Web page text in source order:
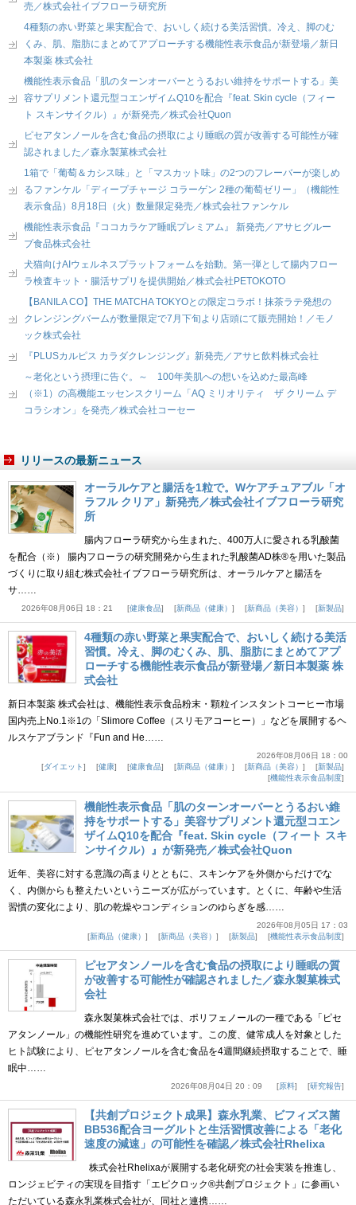
売／株式会社イブフローラ研究所
4種類の赤い野菜と果実配合で、おいしく続ける美活習慣。冷え、脚のむ
くみ、肌、脂肪にまとめてアプローチする機能性表示食品が新登場／新日
本製薬 株式会社
機能性表示食品「肌のターンオーバーとうるおい維持をサポートする」美
容サプリメント還元型コエンザイムQ10を配合『feat. Skin cycle（フィー
ト スキンサイクル）』が新発売／株式会社Quon
ピセアタンノールを含む食品の摂取により睡眠の質が改善する可能性が確
認されました／森永製菓株式会社
1箱で「葡萄＆カシス味」と「マスカット味」の2つのフレーバーが楽しめ
るファンケル「ディープチャージ コラーゲン 2種の葡萄ゼリー」（機能性
表示食品）8月18日（火）数量限定発売／株式会社ファンケル
機能性表示食品『ココカラケア睡眠プレミアム』 新発売／アサヒグルー
プ食品株式会社
犬猫向けAIウェルネスプラットフォームを始動。第一弾として腸内フロー
ラ検査キット・腸活サプリを提供開始／株式会社PETOKOTO
【BANILA CO】THE MATCHA TOKYOとの限定コラボ！抹茶ラテ発想の
クレンジングバームが数量限定で7月下旬より店頭にて販売開始！／モノ
ック株式会社
『PLUSカルピス カラダクレンジング』新発売／アサヒ飲料株式会社
～老化という摂理に告ぐ。～ 100年美肌への想いを込めた最高峰
（※1）の高機能エッセンスクリーム「AQ ミリオリティ ザ クリーム デ
コラシオン」を発売／株式会社コーセー
リリースの最新ニュース
オーラルケアと腸活を1粒で。Wケアチュアブル「オ
ラフル クリア」新発売／株式会社イブフローラ研究
所
腸内フローラ研究から生まれた、400万人に愛される乳酸菌
を配合（※） 腸内フローラの研究開発から生まれた乳酸菌AD株®を用いた製品
づくりに取り組む株式会社イブフローラ研究所は、オーラルケアと腸活を
サ……
2026年08月06日 18：21 健康食品 新商品（健康） 新商品（美容） 新製品
4種類の赤い野菜と果実配合で、おいしく続ける美活
習慣。冷え、脚のむくみ、肌、脂肪にまとめてアプ
ローチする機能性表示食品が新登場／新日本製薬 株
式会社
新日本製薬 株式会社は、機能性表示食品粉末・顆粒インスタントコーヒー市場
国内売上No.1※1の「Slimore Coffee（スリモアコーヒー）」などを展開するヘ
ルスケアブランド『Fun and He……
2026年08月06日 18：00
ダイエット
健康 健康食品 新商品（健康） 新商品（美容）
新製品
機能性表示食品制度
機能性表示食品「肌のターンオーバーとうるおい維
持をサポートする」美容サプリメント還元型コエン
ザイムQ10を配合『feat. Skin cycle（フィート スキ
ンサイクル）』が新発売／株式会社Quon
近年、美容に対する意識の高まりとともに、スキンケアを外側からだけでな
く、内側からも整えたいというニーズが広がっています。とくに、年齢や生活
習慣の変化により、肌の乾燥やコンディションのゆらぎを感……
2026年08月05日 17：03
新商品（健康）
新商品（美容） 新製品 機能性表示食品制度
ピセアタンノールを含む食品の摂取により睡眠の質
が改善する可能性が確認されました／森永製菓株式
会社
森永製菓株式会社では、ポリフェノールの一種である「ピセ
アタンノール」の機能性研究を進めています。この度、健常成人を対象とした
ヒト試験により、ピセアタンノールを含む食品を4週間継続摂取することで、睡
眠中……
2026年08月04日 20：09 原料 研究報告
【共創プロジェクト成果】森永乳業、ビフィズス菌
BB536配合ヨーグルトと生活習慣改善による「老化
速度の減速」の可能性を確認／株式会社Rhelixa
株式会社Rhelixaが展開する老化研究の社会実装を推進し、
ロンジェビティの実現を目指す「エピクロック®共創プロジェクト」に参画い
ただいている森永乳業株式会社が、同社と連携……